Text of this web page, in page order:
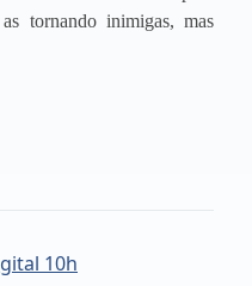
tornando inimigas, mas
10h